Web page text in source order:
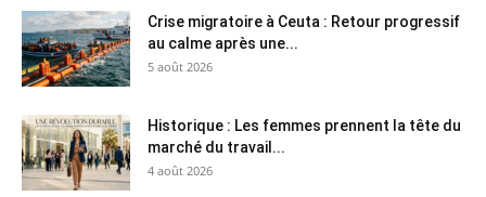
Crise migratoire à Ceuta : Retour progressif
au calme après une...
5 août 2026
Historique : Les femmes prennent la tête du
marché du travail...
4 août 2026